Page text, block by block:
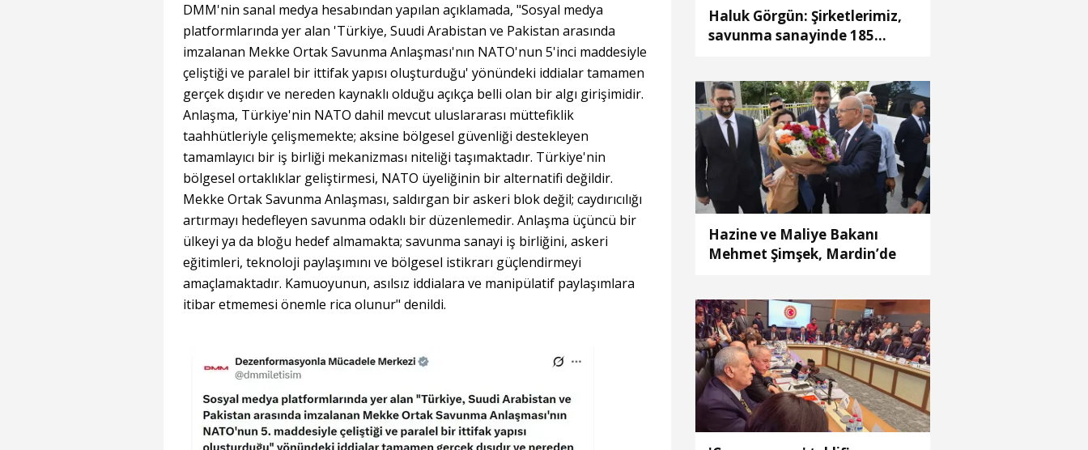
DMM'nin sanal medya hesabından yapılan açıklamada, "Sosyal medya
platformlarında yer alan 'Türkiye, Suudi Arabistan ve Pakistan arasında
imzalanan Mekke Ortak Savunma Anlaşması'nın NATO'nun 5'inci maddesiyle
çeliştiği ve paralel bir ittifak yapısı oluşturduğu' yönündeki iddialar tamamen
gerçek dışıdır ve nereden kaynaklı olduğu açıkça belli olan bir algı girişimidir.
Anlaşma, Türkiye'nin NATO dahil mevcut uluslararası müttefiklik
taahhütleriyle çelişmemekte; aksine bölgesel güvenliği destekleyen
tamamlayıcı bir iş birliği mekanizması niteliği taşımaktadır. Türkiye'nin
bölgesel ortaklıklar geliştirmesi, NATO üyeliğinin bir alternatifi değildir.
Mekke Ortak Savunma Anlaşması, saldırgan bir askeri blok değil; caydırıcılığı
artırmayı hedefleyen savunma odaklı bir düzenlemedir. Anlaşma üçüncü bir
ülkeyi ya da bloğu hedef almamakta; savunma sanayi iş birliğini, askeri
eğitimleri, teknoloji paylaşımını ve bölgesel istikrarı güçlendirmeyi
amaçlamaktadır. Kamuoyunun, asılsız iddialara ve manipülatif paylaşımlara
itibar etmemesi önemle rica olunur" denildi.
Haluk Görgün: Şirketlerimiz,
savunma sanayinde 185
Hazine ve Maliye Bakanı
Mehmet Şimşek, Mardin’de